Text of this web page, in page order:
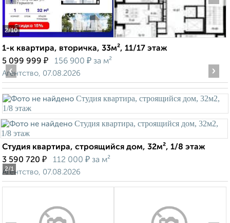
2/10
1-к квартира, вторичка, 33м², 11/17 этаж
5 099 999 ₽ 156 900 ₽ за м²
Агентство, 07.08.2026
2/1
‹ ›
Студия квартира, строящийся дом, 32м², 1/8 этаж
3 590 720 ₽ 112 000 ₽ за м²
Агентство, 07.08.2026